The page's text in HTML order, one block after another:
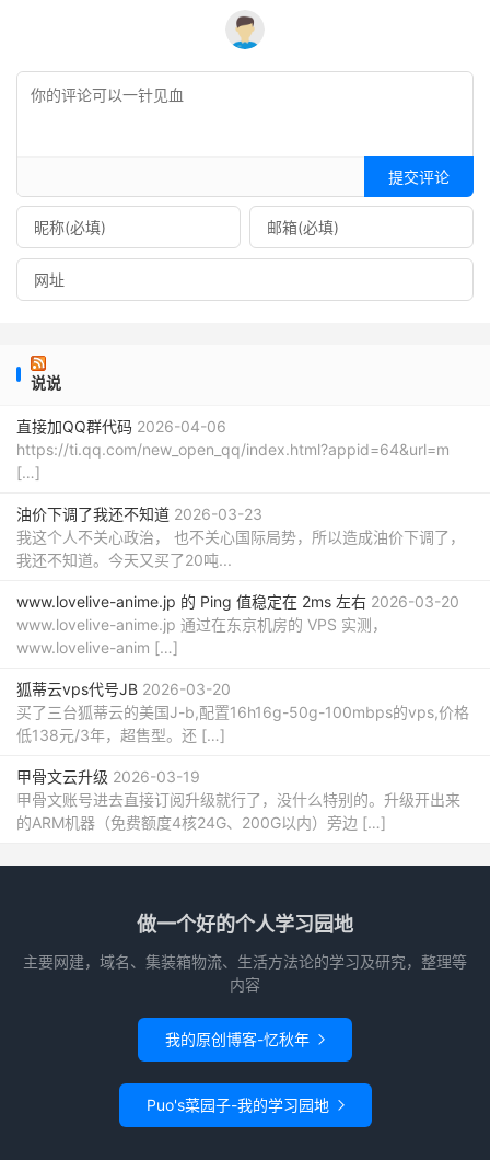
提交评论
说说
直接加QQ群代码 2026-04-06
https://ti.qq.com/new_open_qq/index.html?appid=64&url=m
[…]
油价下调了我还不知道 2026-03-23
我这个人不关心政治， 也不关心国际局势，所以造成油价下调了，
我还不知道。今天又买了20吨...
www.lovelive-anime.jp 的 Ping 值稳定在 2ms 左右 2026-03-20
www.lovelive-anime.jp 通过在东京机房的 VPS 实测，
www.lovelive-anim […]
狐蒂云vps代号JB 2026-03-20
买了三台狐蒂云的美国J-b,配置16h16g-50g-100mbps的vps,价格
低138元/3年，超售型。还 […]
甲骨文云升级 2026-03-19
甲骨文账号进去直接订阅升级就行了，没什么特别的。升级开出来
的ARM机器（免费额度4核24G、200G以内）旁边 […]
做一个好的个人学习园地
主要网建，域名、集装箱物流、生活方法论的学习及研究，整理等
内容
我的原创博客-忆秋年 
Puo's菜园子-我的学习园地 